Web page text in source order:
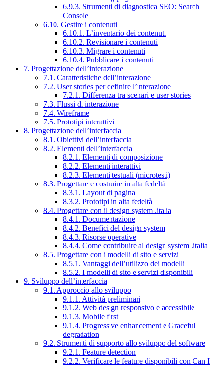
6.9.3. Strumenti di diagnostica SEO: Search
Console
6.10. Gestire i contenuti
6.10.1. L’inventario dei contenuti
6.10.2. Revisionare i contenuti
6.10.3. Migrare i contenuti
6.10.4. Pubblicare i contenuti
7. Progettazione dell’interazione
7.1. Caratteristiche dell’interazione
7.2. User stories per definire l’interazione
7.2.1. Differenza tra scenari e user stories
7.3. Flussi di interazione
7.4. Wireframe
7.5. Prototipi interattivi
8. Progettazione dell’interfaccia
8.1. Obiettivi dell’interfaccia
8.2. Elementi dell’interfaccia
8.2.1. Elementi di composizione
8.2.2. Elementi interattivi
8.2.3. Elementi testuali (microtesti)
8.3. Progettare e costruire in alta fedeltà
8.3.1. Layout di pagina
8.3.2. Prototipi in alta fedeltà
8.4. Progettare con il design system .italia
8.4.1. Documentazione
8.4.2. Benefici del design system
8.4.3. Risorse operative
8.4.4. Come contribuire al design system .italia
8.5. Progettare con i modelli di sito e servizi
8.5.1. Vantaggi dell’utilizzo dei modelli
8.5.2. I modelli di sito e servizi disponibili
9. Sviluppo dell’interfaccia
9.1. Approccio allo sviluppo
9.1.1. Attività preliminari
9.1.2. Web design responsivo e accessibile
9.1.3. Mobile first
9.1.4. Progressive enhancement e Graceful
degradation
9.2. Strumenti di supporto allo sviluppo del software
9.2.1. Feature detection
9.2.2. Verificare le feature disponibili con Can I